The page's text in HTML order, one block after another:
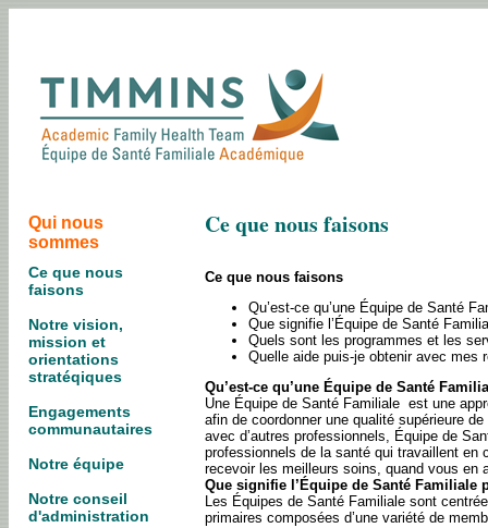
Qui nous
sommes
Ce que nous
faisons
Notre vision,
mission et
orientations
stratéqiques
Engagements
communautaires
Notre équipe
Notre conseil
d'administration
Ce que nous faisons
Ce que nous faisons
Qu’est-ce qu’une Équipe de Santé
Que signifie l’Équipe de Santé
Quels sont les programmes et les
Quelle aide puis-je obtenir avec mes
Qu’est-ce qu’une Équipe de Santé
Une Équipe de Santé Familiale est une
afin de coordonner une qualité supérieure
avec d’autres professionnels, Équipe de
professionnels de la santé qui travaillent
recevoir les meilleurs soins, quand vous en
Que signifie l’Équipe de Santé Familiale
Les Équipes de Santé Familiale sont
primaires composées d’une variété de